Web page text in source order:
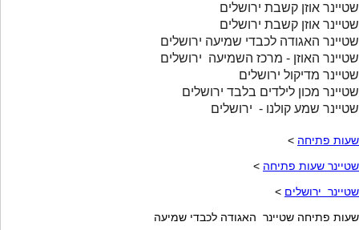
שטיינר אוזן קשבת ירושלים
שטיינר אוזן קשבת ירושלים
שטיינר האגודה לכבדי שמיעה ירושלים
שטיינר האוזן - מרכז השמיעה ירושלים
שטיינר מדיקול ירושלים
שטיינר מכון לילדים בלבד ירושלים
שטיינר שמע קולנו - ירושלים
שעות פתיחה >
שטיינר שעות פתיחה >
שטיינר ירושלים >
שעות פתיחה שטיינר האגודה לכבדי שמיעה